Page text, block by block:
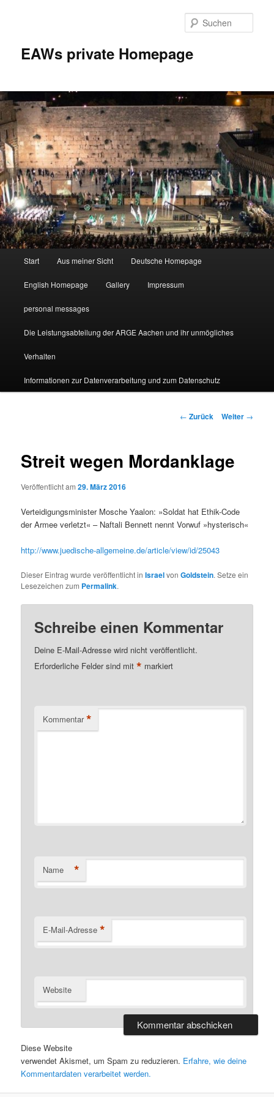
EAWs private Homepage
Start Aus meiner Sicht Deutsche Homepage
English Homepage Gallery Impressum
personal messages
Die Leistungsabteilung der ARGE Aachen und ihr unmögliches
Verhalten
Informationen zur Datenverarbeitung und zum Datenschutz
Beitragsnavigation
← Zurück Weiter →
Streit wegen Mordanklage
Veröffentlicht am29. März 2016
Verteidigungsminister Mosche Yaalon: »Soldat hat Ethik-Code
der Armee verletzt« – Naftali Bennett nennt Vorwuf »hysterisch«
http://www.juedische-allgemeine.de/article/view/id/25043
Dieser Eintrag wurde veröffentlicht inIsraelvonGoldstein. Setze ein
Lesezeichen zum Permalink.
Schreibe einen Kommentar
Deine E-Mail-Adresse wird nicht veröffentlicht.
Erforderliche Felder sind mit* markiert
Kommentar *
Name *
E-Mail-Adresse *
Website
Diese Website
verwendet Akismet, um Spam zu reduzieren. Erfahre, wie deine
Kommentardaten verarbeitet werden.